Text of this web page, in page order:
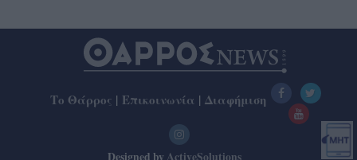
Το Θάρρος | Επικοινωνία | Διαφήμιση
Designed by ActiveSolutions